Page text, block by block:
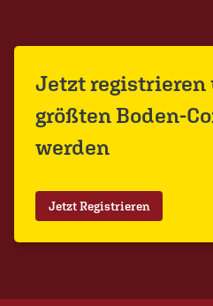
Jetzt registrieren
größten Boden-
werden
Jetzt Registrieren